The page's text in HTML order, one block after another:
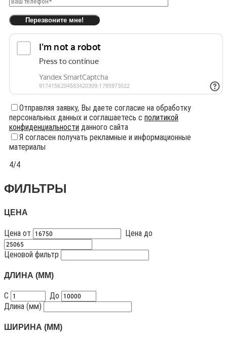
Отправляя заявку, Вы даете согласие на обработку
персональных данных и соглашаетесь с политикой
конфиденциальности данного сайта
Я согласен получать рекламные и информационные
материалы
4/4
ФИЛЬТРЫ
ЦЕНА
Цена от Цена до
Ценовой фильтр
ДЛИНА (ММ)
С
До
Длина (мм)
ШИРИНА (ММ)